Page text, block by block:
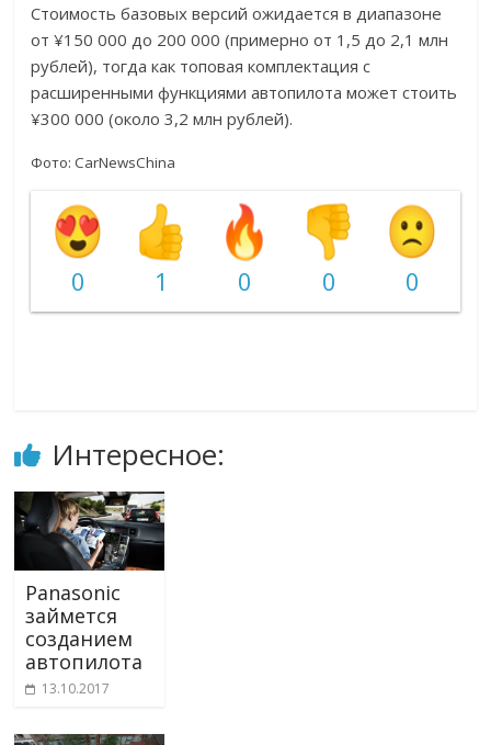
Стоимость базовых версий ожидается в диапазоне
от ¥150 000 до 200 000 (примерно от 1,5 до 2,1 млн
рублей), тогда как топовая комплектация с
расширенными функциями автопилота может стоить
¥300 000 (около 3,2 млн рублей).
Фото:CarNewsChina
0 1 0 0 0
Интересное:
Panasonic
займется
созданием
автопилота
13.10.2017